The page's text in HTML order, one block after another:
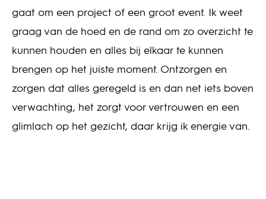
gaat om een project of een groot event. Ik weet
graag van de hoed en de rand om zo overzicht te
kunnen houden en alles bij elkaar te kunnen
brengen op het juiste moment. Ontzorgen en
zorgen dat alles geregeld is en dan net iets boven
verwachting, het zorgt voor vertrouwen en een
glimlach op het gezicht, daar krijg ik energie van.